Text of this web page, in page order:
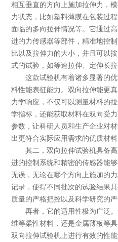
相互垂直的方向上施加拉伸力，
力状态，比如塑料薄膜在包装过
面临的多向拉伸情况等。它通过
进的力传感器等部件，精准地控
比以及拉伸力的大小，并且可以
式的试验，如等速拉伸、定伸长拉
这款试验机有着诸多显著的优
料性能表征能力。双向拉伸能更
力学响应，不仅可以测量材料的
学指标，还能获取材料在双向受
参数，让科研人员和生产企业对
出更符合实际应用需求的优质材料
其二，双向拉伸试验机具备高
进的控制系统和精密的传感器能
无误，无论在哪个方向上施加的
记录，使得不同批次的试验结果
质量的严格把控以及科学研究的
再者，它的适用性极为广泛。
维等柔性材料，还是金属薄板等
双向拉伸试验机上进行有效的性